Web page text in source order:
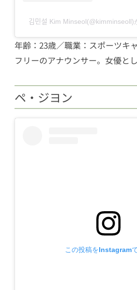
김민설 Kim
年齢：23歳／職業：スポーツキ
フリーのアナウンサー。女優とし
ペ・ジヨン
この投稿をInstagram